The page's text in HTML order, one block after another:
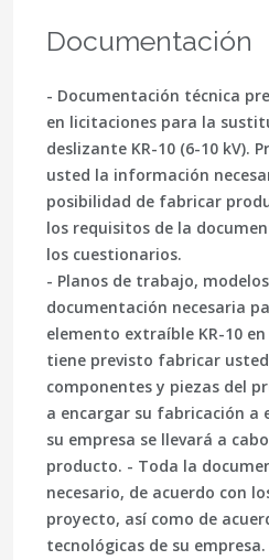
Documentación
- Documentación técnica
en licitaciones para la
deslizante KR-10 (6-10 kV).
usted la información
posibilidad de fabricar
los requisitos de la
los cuestionarios.
- Planos de trabajo,
documentación necesaria
elemento extraíble KR-10
tiene previsto fabricar
componentes y piezas del
a encargar su fabricación a
su empresa se llevará a
producto. - Toda la
necesario, de acuerdo con
proyecto, así como de
tecnológicas de su